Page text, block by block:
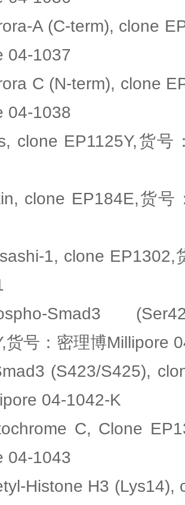
A (C-term), clone
04-1037
C (N-term), clone
04-1038
clone EP1125Y,货号
clone EP184E,货号
1, clone EP1302,
Smad3
货号：密理博Millipore
(S423/S425),
04-1042-K
C, Clone
04-1043
Histone H3 (Lys14),